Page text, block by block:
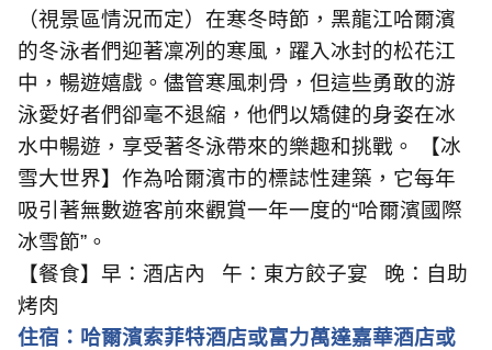
（視景區情況而定）在寒冬時節，黑龍江哈爾濱
的冬泳者們迎著凜冽的寒風，躍入冰封的松花江
中，暢遊嬉戲。儘管寒風刺骨，但這些勇敢的游
泳愛好者們卻毫不退縮，他們以矯健的身姿在冰
水中暢遊，享受著冬泳帶來的樂趣和挑戰。 【冰
雪大世界】作為哈爾濱市的標誌性建築，它每年
吸引著無數遊客前來觀賞一年一度的“哈爾濱國際
冰雪節”。
【餐食】早：酒店內
午：東方餃子宴
晚：自助
烤肉
住宿：哈爾濱索菲特酒店或富力萬達嘉華酒店或